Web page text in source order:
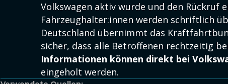
Volkswagen aktiv wurde und den Rückruf
Fahrzeughalter:innen werden schriftlich
Deutschland übernimmt das
sicher, dass alle Betroffenen rechtzeitig
Informationen können direkt bei
eingeholt werden.